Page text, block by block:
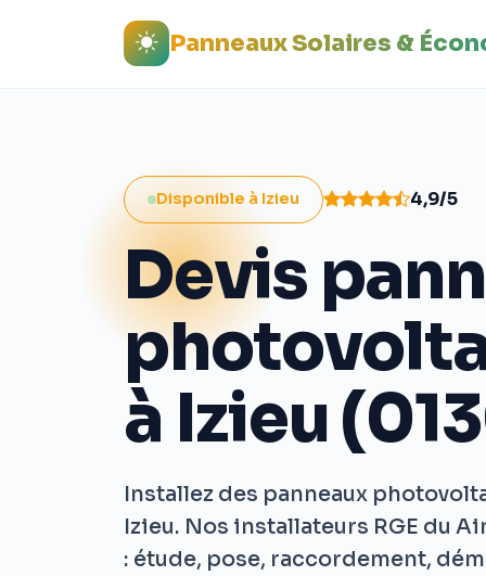
Panneaux Solaires &
Disponible à Izieu 4,9/5
Devis
à Izieu
Installez des panneaux
Izieu. Nos installateurs RGE du
: étude, pose, raccordement,